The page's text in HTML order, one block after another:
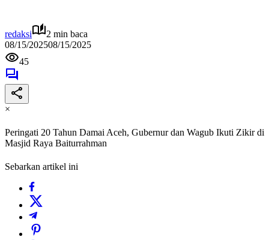
redaksi
2 min baca
08/15/202508/15/2025
45
×
Peringati 20 Tahun Damai Aceh, Gubernur dan Wagub Ikuti Zikir di
Masjid Raya Baiturrahman
Sebarkan artikel ini